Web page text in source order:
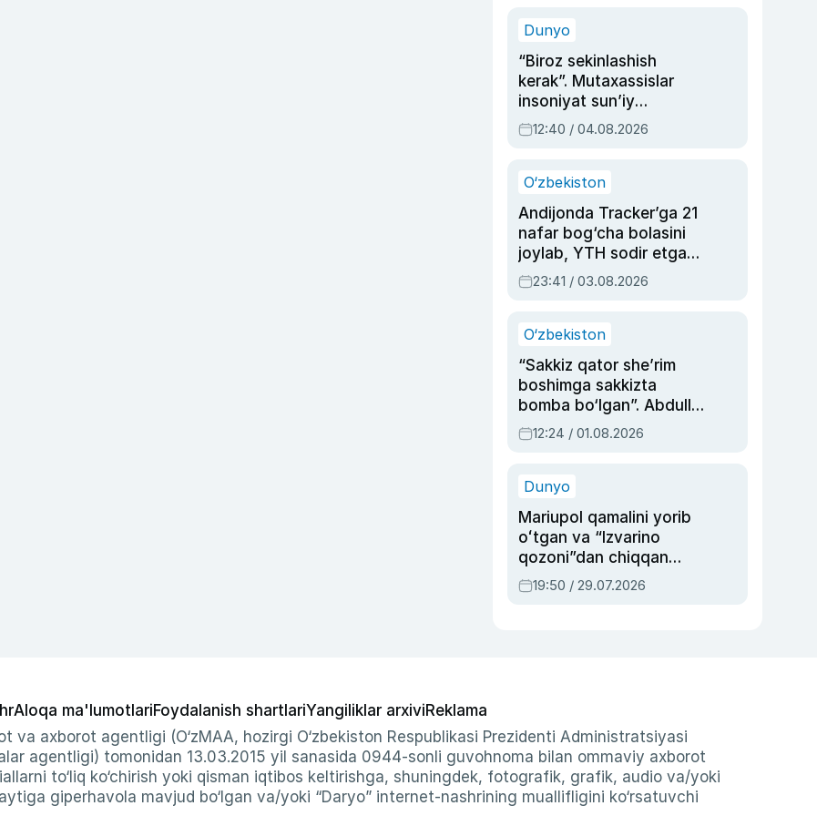
Dunyo
“Biroz sekinlashish
kerak”. Mutaxassislar
insoniyat sun’iy
intellektni boshqara
olmay qolishidan xavotir
12:40 / 04.08.2026
O‘zbekiston
Andijonda Tracker’ga 21
nafar bog‘cha bolasini
joylab, YTH sodir etgan
ayolga sud hukmi o‘qildi
23:41 / 03.08.2026
O‘zbekiston
“Sakkiz qator she’rim
boshimga sakkizta
bomba bo‘lgan”. Abdulla
Oripovni siyosiy
ayblovlardan asrab
12:24 / 01.08.2026
Dunyo
Mariupol qamalini yorib
oʻtgan va “Izvarino
qozoni”dan chiqqan
qahramon — Ukraina
armiyasi bosh
19:50 / 29.07.2026
Aloqa ma'lumotlariFoydalanish shartlariYangiliklar arxiviReklama
va axborot agentligi (O‘zMAA, hozirgi O‘zbekiston Respublikasi Prezidenti Administratsiyasi
agentligi) tomonidan 13.03.2015 yil sanasida 0944-sonli guvohnoma bilan ommaviy axborot
to‘liq ko‘chirish yoki qisman iqtibos keltirishga, shuningdek, fotografik, grafik, audio va/yoki
giperhavola mavjud bo‘lgan va/yoki “Daryo” internet-nashrining muallifligini ko‘rsatuvchi